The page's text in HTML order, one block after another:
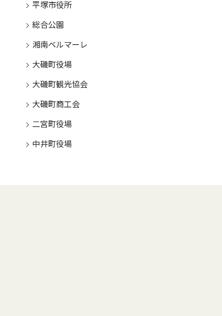
平塚市役所
総合公園
湘南ベルマーレ
大磯町役場
大磯町観光協会
大磯町商工会
二宮町役場
中井町役場